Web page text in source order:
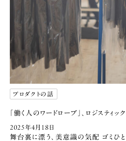
プロダクトの話
「働く人のワードローブ」、ロジスティッ
2025年4月18日
舞台裏に漂う、美意識の気配 ゴミひ